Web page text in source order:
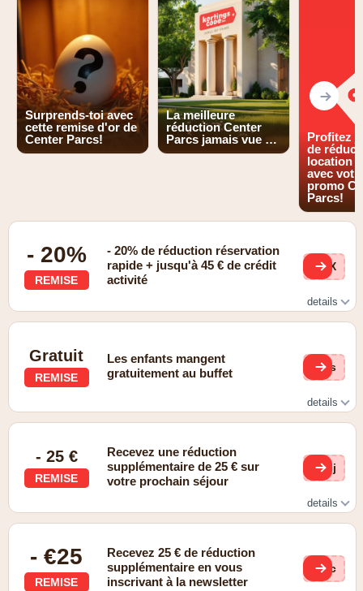
Surprends-toi avec
cette remise d'or de
Center Parcs!
La meilleure
réduction Center
Parcs jamais vue …
Profitez
de
location
avec
promo
Parcs!
- 20%
REMISE
- 20% de réduction réservation
rapide + jusqu'à 45 € de crédit
activité
E9X
details
Gratuit
REMISE
Les enfants mangent
gratuitement au buffet
6cs
details
- 25 €
REMISE
Recevez une réduction
supplémentaire de 25 € sur
votre prochain séjour
xcj
details
- €25
REMISE
Recevez 25 € de réduction
supplémentaire en vous
inscrivant à la newsletter
Slc